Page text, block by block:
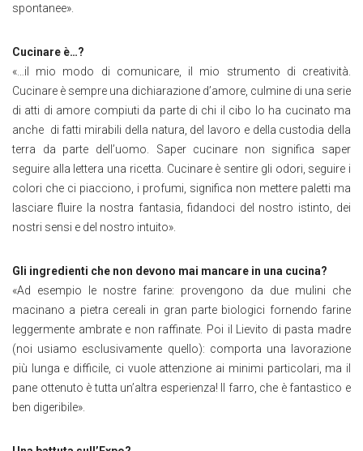
spontanee».
Cucinare è…?
«…il mio modo di comunicare, il mio strumento di creatività.
Cucinare è sempre una dichiarazione d’amore, culmine di una serie
di atti di amore compiuti da parte di chi il cibo lo ha cucinato ma
anche di fatti mirabili della natura, del lavoro e della custodia della
terra da parte dell’uomo. Saper cucinare non significa saper
seguire alla lettera una ricetta. Cucinare è sentire gli odori, seguire i
colori che ci piacciono, i profumi, significa non mettere paletti ma
lasciare fluire la nostra fantasia, fidandoci del nostro istinto, dei
nostri sensi e del nostro intuito».
Gli ingredienti che non devono mai mancare in una cucina?
«Ad esempio le nostre farine: provengono da due mulini che
macinano a pietra cereali in gran parte biologici fornendo farine
leggermente ambrate e non raffinate. Poi il Lievito di pasta madre
(noi usiamo esclusivamente quello): comporta una lavorazione
più lunga e difficile, ci vuole attenzione ai minimi particolari, ma il
pane ottenuto è tutta un’altra esperienza! Il farro, che è fantastico e
ben digeribile».